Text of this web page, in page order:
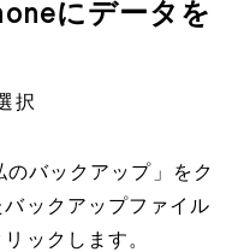
にデータを
択
のバックアップ」をク
ックアップファイル
ックします。